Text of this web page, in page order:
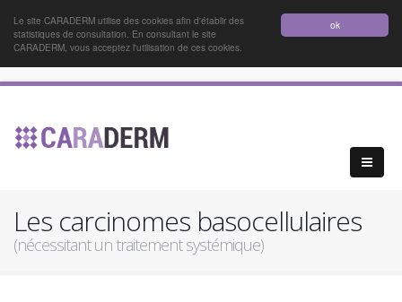
ok
Le site CARADERM utilise des cookies afin d'établir des
statistiques de consultation. En consultant le site
CARADERM, vous acceptez l'utilisation de ces cookies.
Les carcinomes basocellulaires
(nécessitant un traitement systémique)